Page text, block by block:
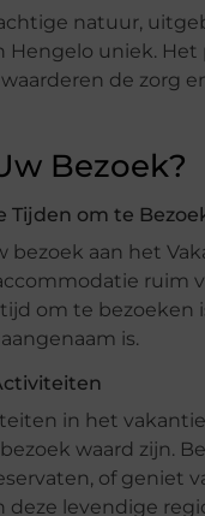
natuur,
Hengelo uniek.
de zorg
Bezoek?
Tijden om te
aan het
ruim
om te bezoeken
is.
in het
waard zijn.
of geniet
deze levendige